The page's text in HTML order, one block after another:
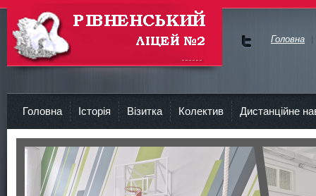
Рівненський Ліцей №2
Головна
Головна Історія Візитка Колектив Дистанційне